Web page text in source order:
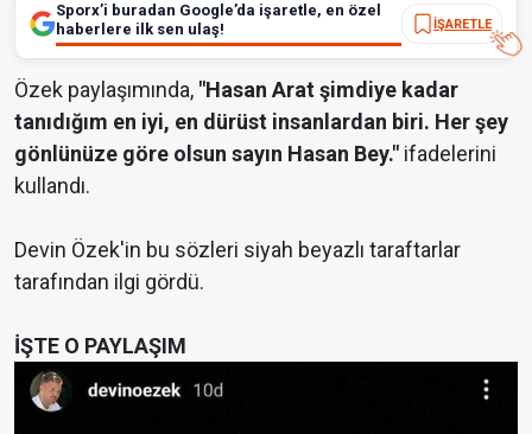
Sporx’i buradan Google’da işaretle, en özel
haberlere ilk sen ulaş!
İŞARETLE
Özek paylaşımında, "Hasan Arat şimdiye kadar
tanıdığım en iyi, en dürüst insanlardan biri. Her şey
gönlünüze göre olsun sayın Hasan Bey." ifadelerini
kullandı.
Devin Özek'in bu sözleri siyah beyazlı taraftarlar
tarafından ilgi gördü.
İŞTE O PAYLAŞIM